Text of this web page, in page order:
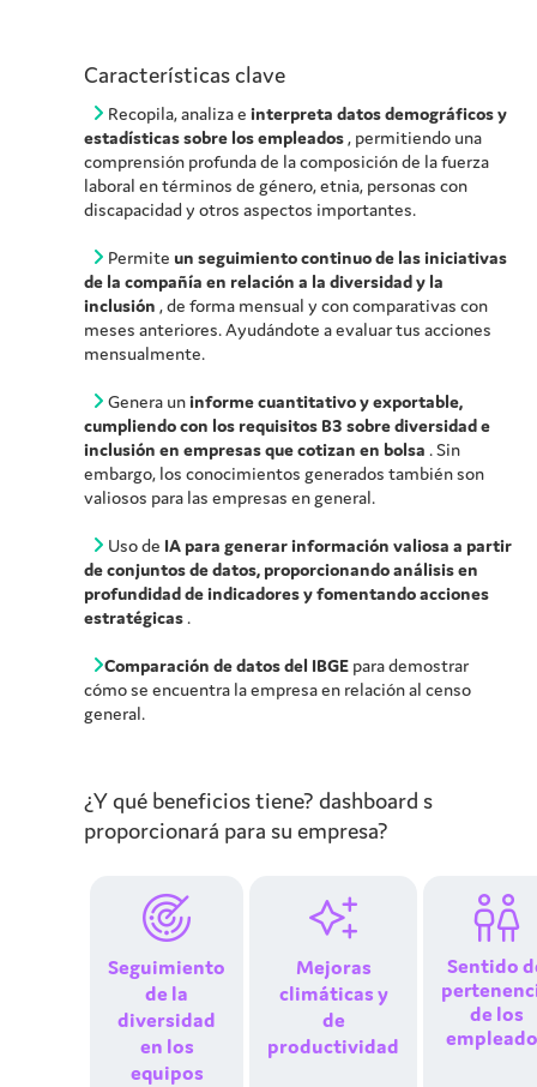
Características clave
Recopila, analiza einterpreta datos demográficos y
estadísticas sobre los empleados, permitiendo una
comprensión profunda de la composición de la fuerza
laboral en términos de género, etnia, personas con
discapacidad y otros aspectos importantes.
Permite un seguimiento continuo de las iniciativas
de la compañía en relación a la diversidad y la
inclusión , de forma mensual y con comparativas con
meses anteriores. Ayudándote a evaluar tus acciones
mensualmente.
Genera uninforme cuantitativo y exportable,
cumpliendo con los requisitos B3 sobre diversidad e
inclusión en empresas que cotizan en bolsa . Sin
embargo, los conocimientos generados también son
valiosos para las empresas en general.
Uso de IA para generar información valiosa a partir
de conjuntos de datos, proporcionando análisis en
profundidad de indicadores y fomentando acciones
estratégicas.
Comparación de datos del IBGE para demostrar
cómo se encuentra la empresa en relación al censo
general.
¿Y qué beneficios tiene? dashboard s
proporcionará para su empresa?
Seguimiento
de la
diversidad
en los
equipos
Mejoras
climáticas y
de
productividad
Sentido
de los